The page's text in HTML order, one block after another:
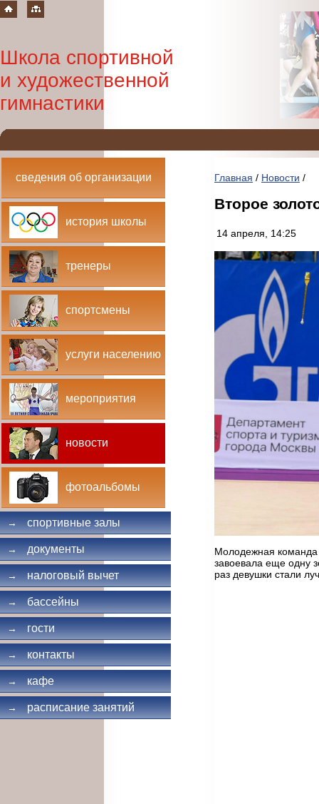
Школа спортивной
и художественной
гимнастики
сведения об организации
история школы
тренеры
спортсмены
услуги населению
мероприятия
новости
фотоальбомы
→ спортивные залы
→ документы
→ налоговый вычет
→ бассейны
→ гости
→ контакты
→ кафе
→ расписание занятий
Главная / Новости /
Второе
14 апреля, 14:25
Молодежная команда
завоевала еще одну
раз девушки стали